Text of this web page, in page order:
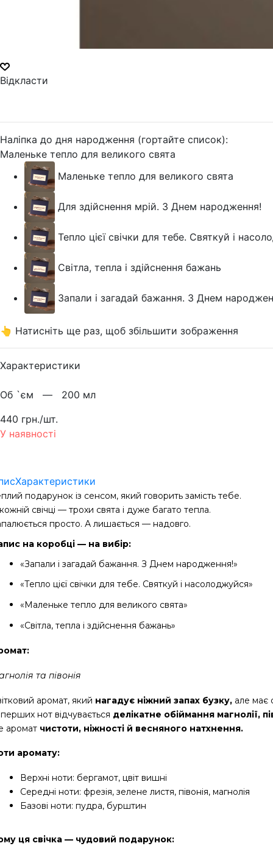
Відкласти
Наліпка до дня народження (гортайте список):
Маленьке тепло для великого свята
Маленьке тепло для великого свята
Для здійснення мрій. З Днем народження!
Тепло цієї свічки для тебе. Святкуй і
Світла, тепла і здійснення бажань
Запали і загадай бажання. З Днем
👆 Натисніть ще раз, щоб збільшити зображення
Характеристики
Об `єм — 200 мл
440 грн./шт.
У наявності
Характеристики
подарунок із сенсом, який говорить замість тебе.
свічці — трохи свята і дуже багато тепла.
просто. А лишається — надовго.
на коробці — на вибір:
«Запали і загадай бажання. З Днем народження!»
«Тепло цієї свічки для тебе. Святкуй і насолоджуйся»
«Маленьке тепло для великого свята»
«Світла, тепла і здійснення бажань»
та півонія
аромат, який нагадує ніжний запах бузку, але має
перших нот відчувається делікатне обіймання магнолії,
аромат чистоти, ніжності й весняного натхнення.
аромату:
Верхні ноти: бергамот, цвіт вишні
Середні ноти: фрезія, зелене листя, півонія, магнолія
Базові ноти: пудра, бурштин
ця свічка — чудовий подарунок: